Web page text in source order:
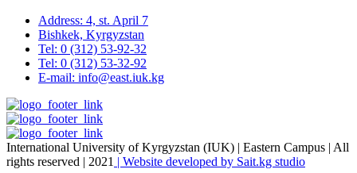
Address: 4, st. April 7
Bishkek, Kyrgyzstan
Tel: 0 (312) 53-92-32
Tel: 0 (312) 53-32-92
E-mail: info@east.iuk.kg
International University of Kyrgyzstan (IUK) | Eastern Campus | All
rights reserved | 2021 | Website developed by Sait.kg studio